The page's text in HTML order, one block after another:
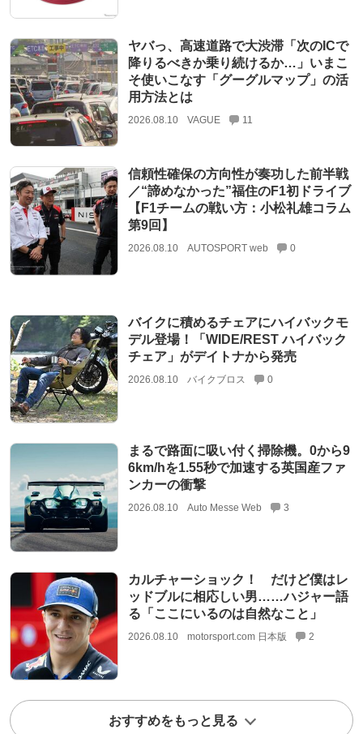
ヤバっ、高速道路で大渋滞「次のICで
降りるべきか乗り続けるか…」いまこ
そ使いこなす「グーグルマップ」の活
用方法とは
2026.08.10 VAGUE 11
信頼性確保の方向性が奏功した前半戦
／“諦めなかった”福住のF1初ドライブ
【F1チームの戦い方：小松礼雄コラム
第9回】
2026.08.10 AUTOSPORT web 0
バイクに積めるチェアにハイバックモ
デル登場！「WIDE/REST ハイバック
チェア」がデイトナから発売
2026.08.10 バイクブロス 0
まるで路面に吸い付く掃除機。0から9
6km/hを1.55秒で加速する英国産ファ
ンカーの衝撃
2026.08.10 Auto Messe Web 3
カルチャーショック！ だけど僕はレ
ッドブルに相応しい男……ハジャー語
る「ここにいるのは自然なこと」
2026.08.10 motorsport.com 日本版 2
おすすめをもっと見る